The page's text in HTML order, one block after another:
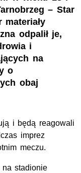
– Star
odpalił je,
i
na
o
obaj
i będą reagowali
imprez
meczu.
stadionie